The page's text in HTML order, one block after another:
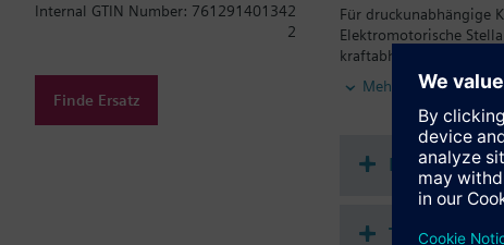
Für druckunabhängige
Elektromotorische
kraftabhängiger
Heizkörperventile
ohne Adapter
Zusatzinformation
Befestigung auf
Minimaler Hub von
Mehr
Internal GTIN Number: 761291401342
2
Finde Ersatz
Dokumente
Technische